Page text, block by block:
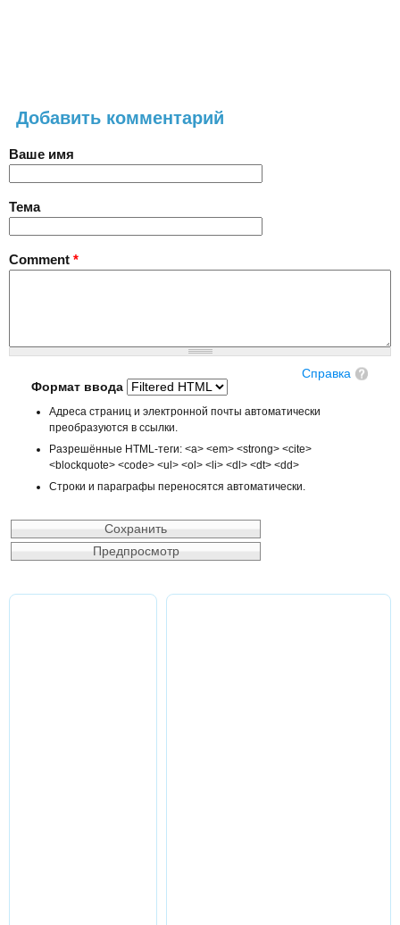
Добавить комментарий
Ваше имя
Тема
Comment *
Справка
Формат ввода
Адреса страниц и электронной почты автоматически
преобразуются в ссылки.
Разрешённые HTML-теги: <a> <em> <strong> <cite>
<blockquote> <code> <ul> <ol> <li> <dl> <dt> <dd>
Строки и параграфы переносятся автоматически.